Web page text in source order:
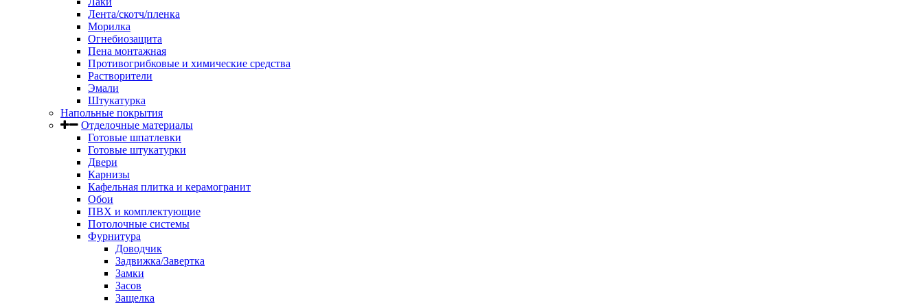
Лента/скотч/пленка
Морилка
Огнебиозащита
Пена монтажная
Противогрибковые и химические средства
Растворители
Эмали
Штукатурка
Напольные покрытия
Отделочные материалы
Готовые шпатлевки
Готовые штукатурки
Двери
Карнизы
Кафельная плитка и керамогранит
Обои
ПВХ и комплектующие
Потолочные системы
Фурнитура
Доводчик
Задвижка/Завертка
Замки
Засов
Защелка